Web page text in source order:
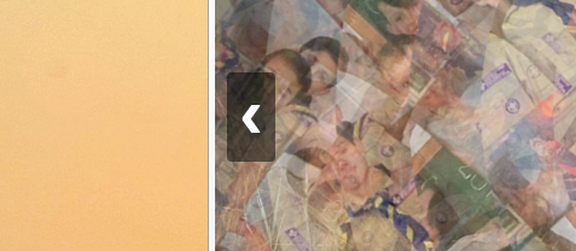
‹